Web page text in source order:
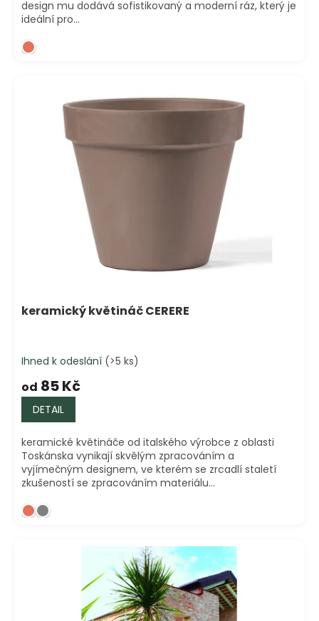
design mu dodává sofistikovaný a moderní ráz, který je
ideální pro...
keramický květináč CERERE
Ihned k odeslání (>5 ks)
od 85 Kč
DETAIL
keramické květináče od italského výrobce z oblasti
Toskánska vynikají skvělým zpracováním a
vyjímečným designem, ve kterém se zrcadlí staletí
zkušeností se zpracováním materiálu...